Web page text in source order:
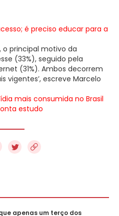
é preciso educar para a
o principal motivo da
(33%), seguido pela
(31%). Ambos decorrem
vigentes’, escreve Marcelo
mais consumida no Brasil
estudo
apenas um terço dos